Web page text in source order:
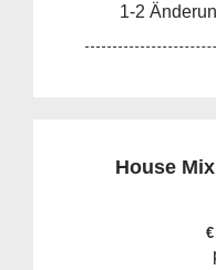
1-2
House
€